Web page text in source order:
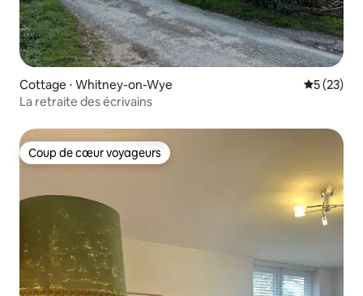
Cottage ⋅ Whitney-on-Wye
5 (23)
La retraite des écrivains
Coup de cœur voyageurs
Coup de cœur voyageurs